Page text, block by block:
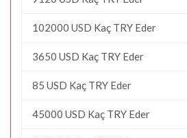
102000 USD Kaç TRY Eder
3650 USD Kaç TRY Eder
85 USD Kaç TRY Eder
45000 USD Kaç TRY Eder